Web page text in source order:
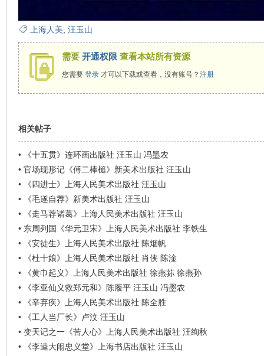
上海人美 汪玉山
需要 开通权限 查看本站所有资源
您需要 登录才可以下载或查看，没有账号？ 注册
相关帖子
•
《十五贯》连环画出版社 汪玉山 冯墨农
• 官场现形记《傅二棒槌》新美术出版社 汪玉山
•
《四进士》上海人民美术出版社 汪玉山
•
《毛遂自荐》新美术出版社 汪玉山
•
《走马荐诸葛》上海人民美术出版社 汪玉山
• 东周列国《华元卫宋》上海人民美术出版社 李铁生
•
《安徒生》上海人民美术出版社 陈烟帆
•
《杜十娘》上海人民美术出版社 肖侠 陈淦
•
《黄巾起义》上海人民美术出版社 徐燕荪 徐燕孙
•
《李亚仙义救郑元和》陈履平 汪玉山 冯墨农
•
《辛弃疾》上海人民美术出版社 陈全胜
•
《工人当厂长》卢汶 汪玉山
• 变天记之一《苦人心》上海人民美术出版社 汪绚秋
•
《李逵大闹忠义堂》上海书店出版社 汪玉山